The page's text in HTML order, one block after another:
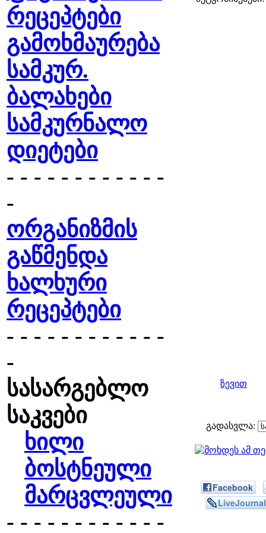
რეცეპტები
გამოხმაურება
სამკურ.
ბალახები
სამკურნალო
დიეტები
- - - - - - - - - - - -
-
ორგანიზმის
გაწმენდა
ხალხური
რეცეპტები
- - - - - - - - - - - -
-
სასარგებლო
საკვები
ხილი
ბოსტნეული
მარცვლეული
- - - - - - - - - - - -
ზევით
გადასვლა:
Facebook
LiveJournal